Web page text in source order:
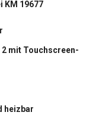
KM 19677
mit Touchscreen-
heizbar